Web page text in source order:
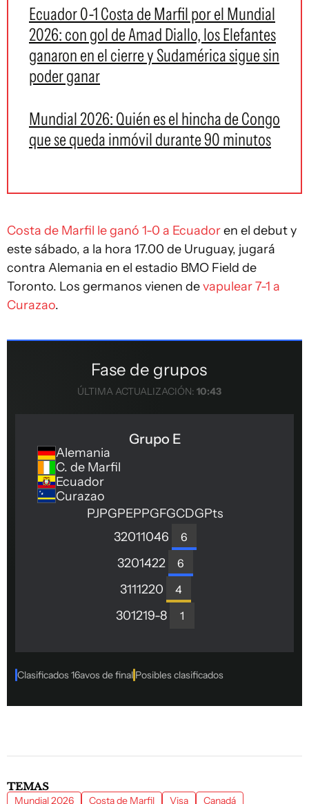
Ecuador 0-1 Costa de Marfil por el Mundial
2026: con gol de Amad Diallo, los Elefantes
ganaron en el cierre y Sudamérica sigue sin
poder ganar
Mundial 2026: Quién es el hincha de Congo
que se queda inmóvil durante 90 minutos
Costa de Marfil le ganó 1-0 a Ecuadoren el debut y
este sábado, a la hora 17.00 de Uruguay, jugará
contra Alemania en el estadio BMO Field de
Toronto. Los germanos vienen devapulear 7-1 a
Curazao.
TEMAS
Mundial 2026 Costa de Marfil Visa Canadá